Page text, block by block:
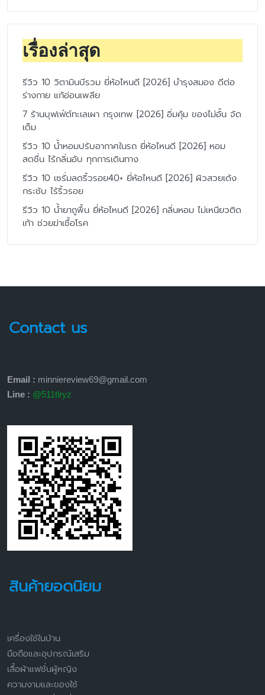
เรื่องล่าสุด
รีวิว 10 วิตามินบีรวม ยี่ห้อไหนดี [2026] บำรุงสมอง ดีต่อ
ร่างกาย แก้อ่อนเพลีย
7 ร้านบุฟเฟ่ต์ทะเลเผา กรุงเทพ [2026] อิ่มคุ้ม ของไม่อั้น จัด
เต็ม
รีวิว 10 น้ำหอมปรับอากาศในรถ ยี่ห้อไหนดี [2026] หอม
สดชื่น ไร้กลิ่นอับ ทุกการเดินทาง
รีวิว 10 เซรั่มลดริ้วรอย40+ ยี่ห้อไหนดี [2026] ผิวสวยเด้ง
กระชับ ไร้ริ้วรอย
รีวิว 10 น้ำยาถูพื้น ยี่ห้อไหนดี [2026] กลิ่นหอม ไม่เหนียวติด
เท้า ช่วยฆ่าเชื้อโรค
Contact us
Email : minniereview69@gmail.com
Line : @511tlryz
สินค้ายอดนิยม
เครื่องใช้ในบ้าน
มือถือและอุปกรณ์เสริม
เสื้อผ้าแฟชั่นผู้หญิง
ความงามและของใช้